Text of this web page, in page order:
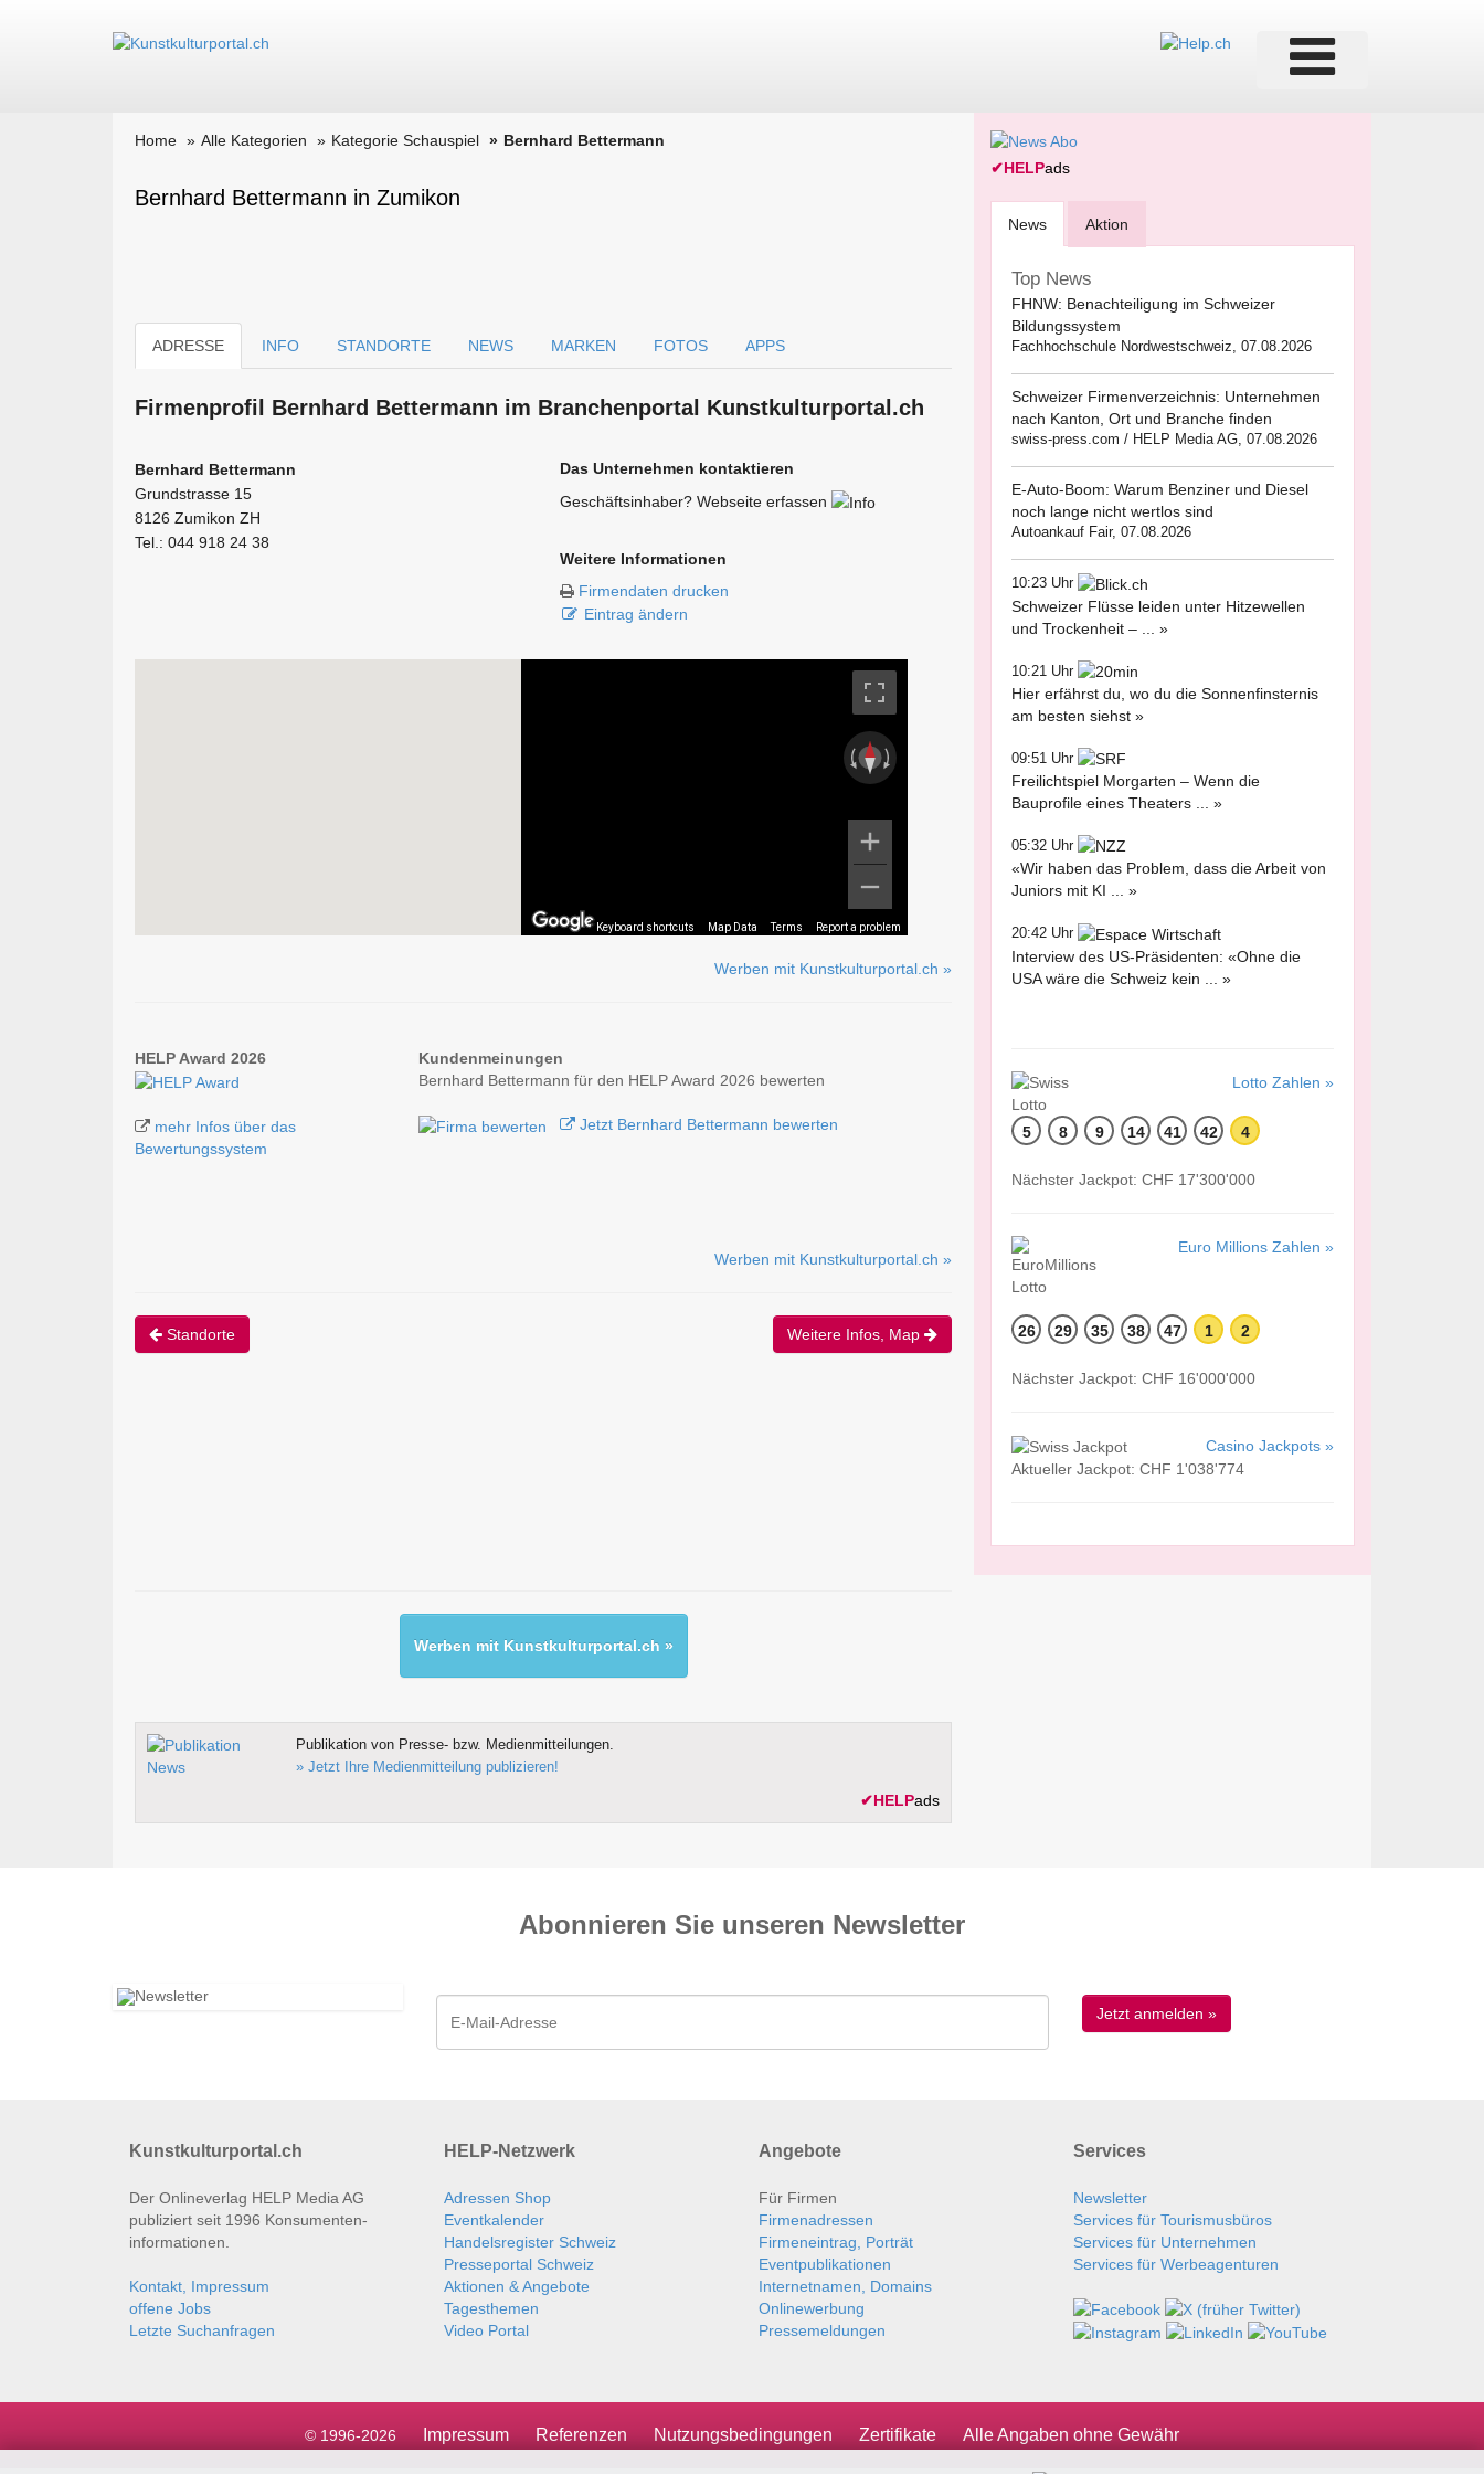
Home Alle Kategorien Kategorie Schauspiel Bernhard Bettermann
Bernhard Bettermann in Zumikon
ADRESSE INFO STANDORTE NEWS MARKEN FOTOS APPS
Firmen­profil Bernhard Bettermann im Branchen­portal Kunstkulturportal.ch
Bernhard Bettermann
Grundstrasse 15
8126 Zumikon ZH
Tel.: 044 918 24 38
Das Unternehmen kontaktieren
Geschäftsinhaber? Webseite erfassen
Weitere Informationen
Firmendaten drucken
Eintrag ändern
Keyboard shortcuts Map Data Terms Report a problem
Werben mit Kunstkulturportal.ch »
HELP Award 2026
mehr Infos über das
Bewertungssystem
Kundenmeinungen
Bernhard Bettermann für den HELP Award 2026 bewerten
Jetzt Bernhard Bettermann bewerten
Werben mit Kunstkulturportal.ch »
Standorte Weitere Infos, Map
Werben mit Kunstkulturportal.ch »
Publikation von Presse- bzw. Medienmitteilungen.
» Jetzt Ihre Medienmitteilung publizieren!
✔HELPads
✔HELPads
News Aktion
Top News
FHNW: Benachteiligung im Schweizer
Bildungssystem
Fachhochschule Nordwestschweiz, 07.08.2026
Schweizer Firmenverzeichnis: Unternehmen
nach Kanton, Ort und Branche finden
swiss-press.com / HELP Media AG, 07.08.2026
E-Auto-Boom: Warum Benziner und Diesel
noch lange nicht wertlos sind
Autoankauf Fair, 07.08.2026
10:23 Uhr
Schweizer Flüsse leiden unter Hitzewellen
und Trockenheit – ... »
10:21 Uhr
Hier erfährst du, wo du die Sonnenfinsternis
am besten siehst »
09:51 Uhr
Freilichtspiel Morgarten – Wenn die
Bauprofile eines Theaters ... »
05:32 Uhr
«Wir haben das Problem, dass die Arbeit von
Juniors mit KI ... »
20:42 Uhr
Interview des US-Präsidenten: «Ohne die
USA wäre die Schweiz kein ... »
Lotto Zahlen »
5 8 9 14 41 42 4
Nächster Jackpot: CHF 17'300'000
Euro Millions Zahlen »
26 29 35 38 47 1 2
Nächster Jackpot: CHF 16'000'000
Casino Jackpots »
Aktueller Jackpot: CHF 1'038'774
Abonnieren Sie unseren News­letter
Kunstkulturportal.ch
Der Onlineverlag HELP Media AG
publiziert seit 1996 Konsumenten­
informationen.
Kontakt, Impressum
offene Jobs
Letzte Suchanfragen
HELP-Netzwerk
Adressen Shop
Eventkalender
Handelsregister Schweiz
Presseportal Schweiz
Aktionen & Angebote
Tagesthemen
Video Portal
Angebote
Für Firmen
Firmenadressen
Firmeneintrag, Porträt
Eventpublikationen
Internetnamen, Domains
Onlinewerbung
Pressemeldungen
Services
Newsletter
Services für Tourismusbüros
Services für Unternehmen
Services für Werbeagenturen
© 1996-2026 Impressum Referenzen Nutzungsbedingungen Zertifikate Alle Angaben ohne Gewähr